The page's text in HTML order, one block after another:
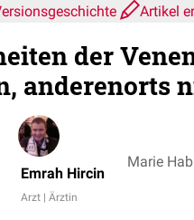
Artikel
der
anderenorts
Emrah Hircin
Arzt | Ärztin
Marie